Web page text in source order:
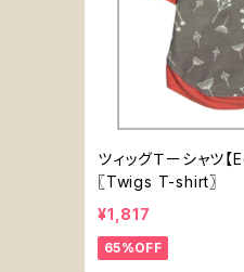
ツィッグＴーシャツ
〖Twigs T-shirt〗
¥1,817
65%OFF